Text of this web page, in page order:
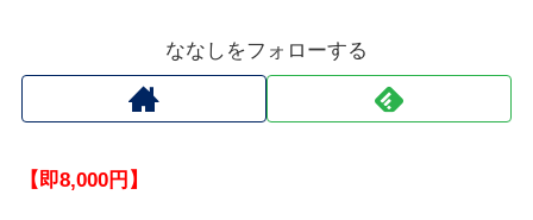
ななしをフォローする
【即8,000円】